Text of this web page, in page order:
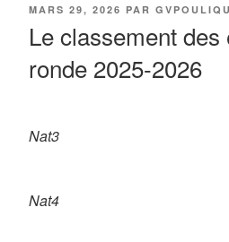
PUBLIÉ
MARS 29, 2026 PAR
Le classement
ronde 2025-2026
Nat3
Nat4